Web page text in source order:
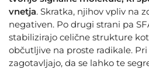
vnetja. Skratka, njihov vpliv na
negativen. Po drugi strani pa
stabilizirajo celične strukture
občutljive na proste radikale.
zagotavljajo, da se lahko te